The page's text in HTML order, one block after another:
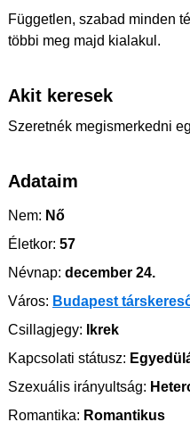
Független, szabad minden
többi meg majd kialakul.
Akit keresek
Szeretnék megismerkedni
Adataim
Nem: Nő
Életkor: 57
Névnap: december 24.
Város: Budapest
Csillagjegy: Ikrek
Kapcsolati státusz:
Szexuális irányultság:
Romantika: Romantikus